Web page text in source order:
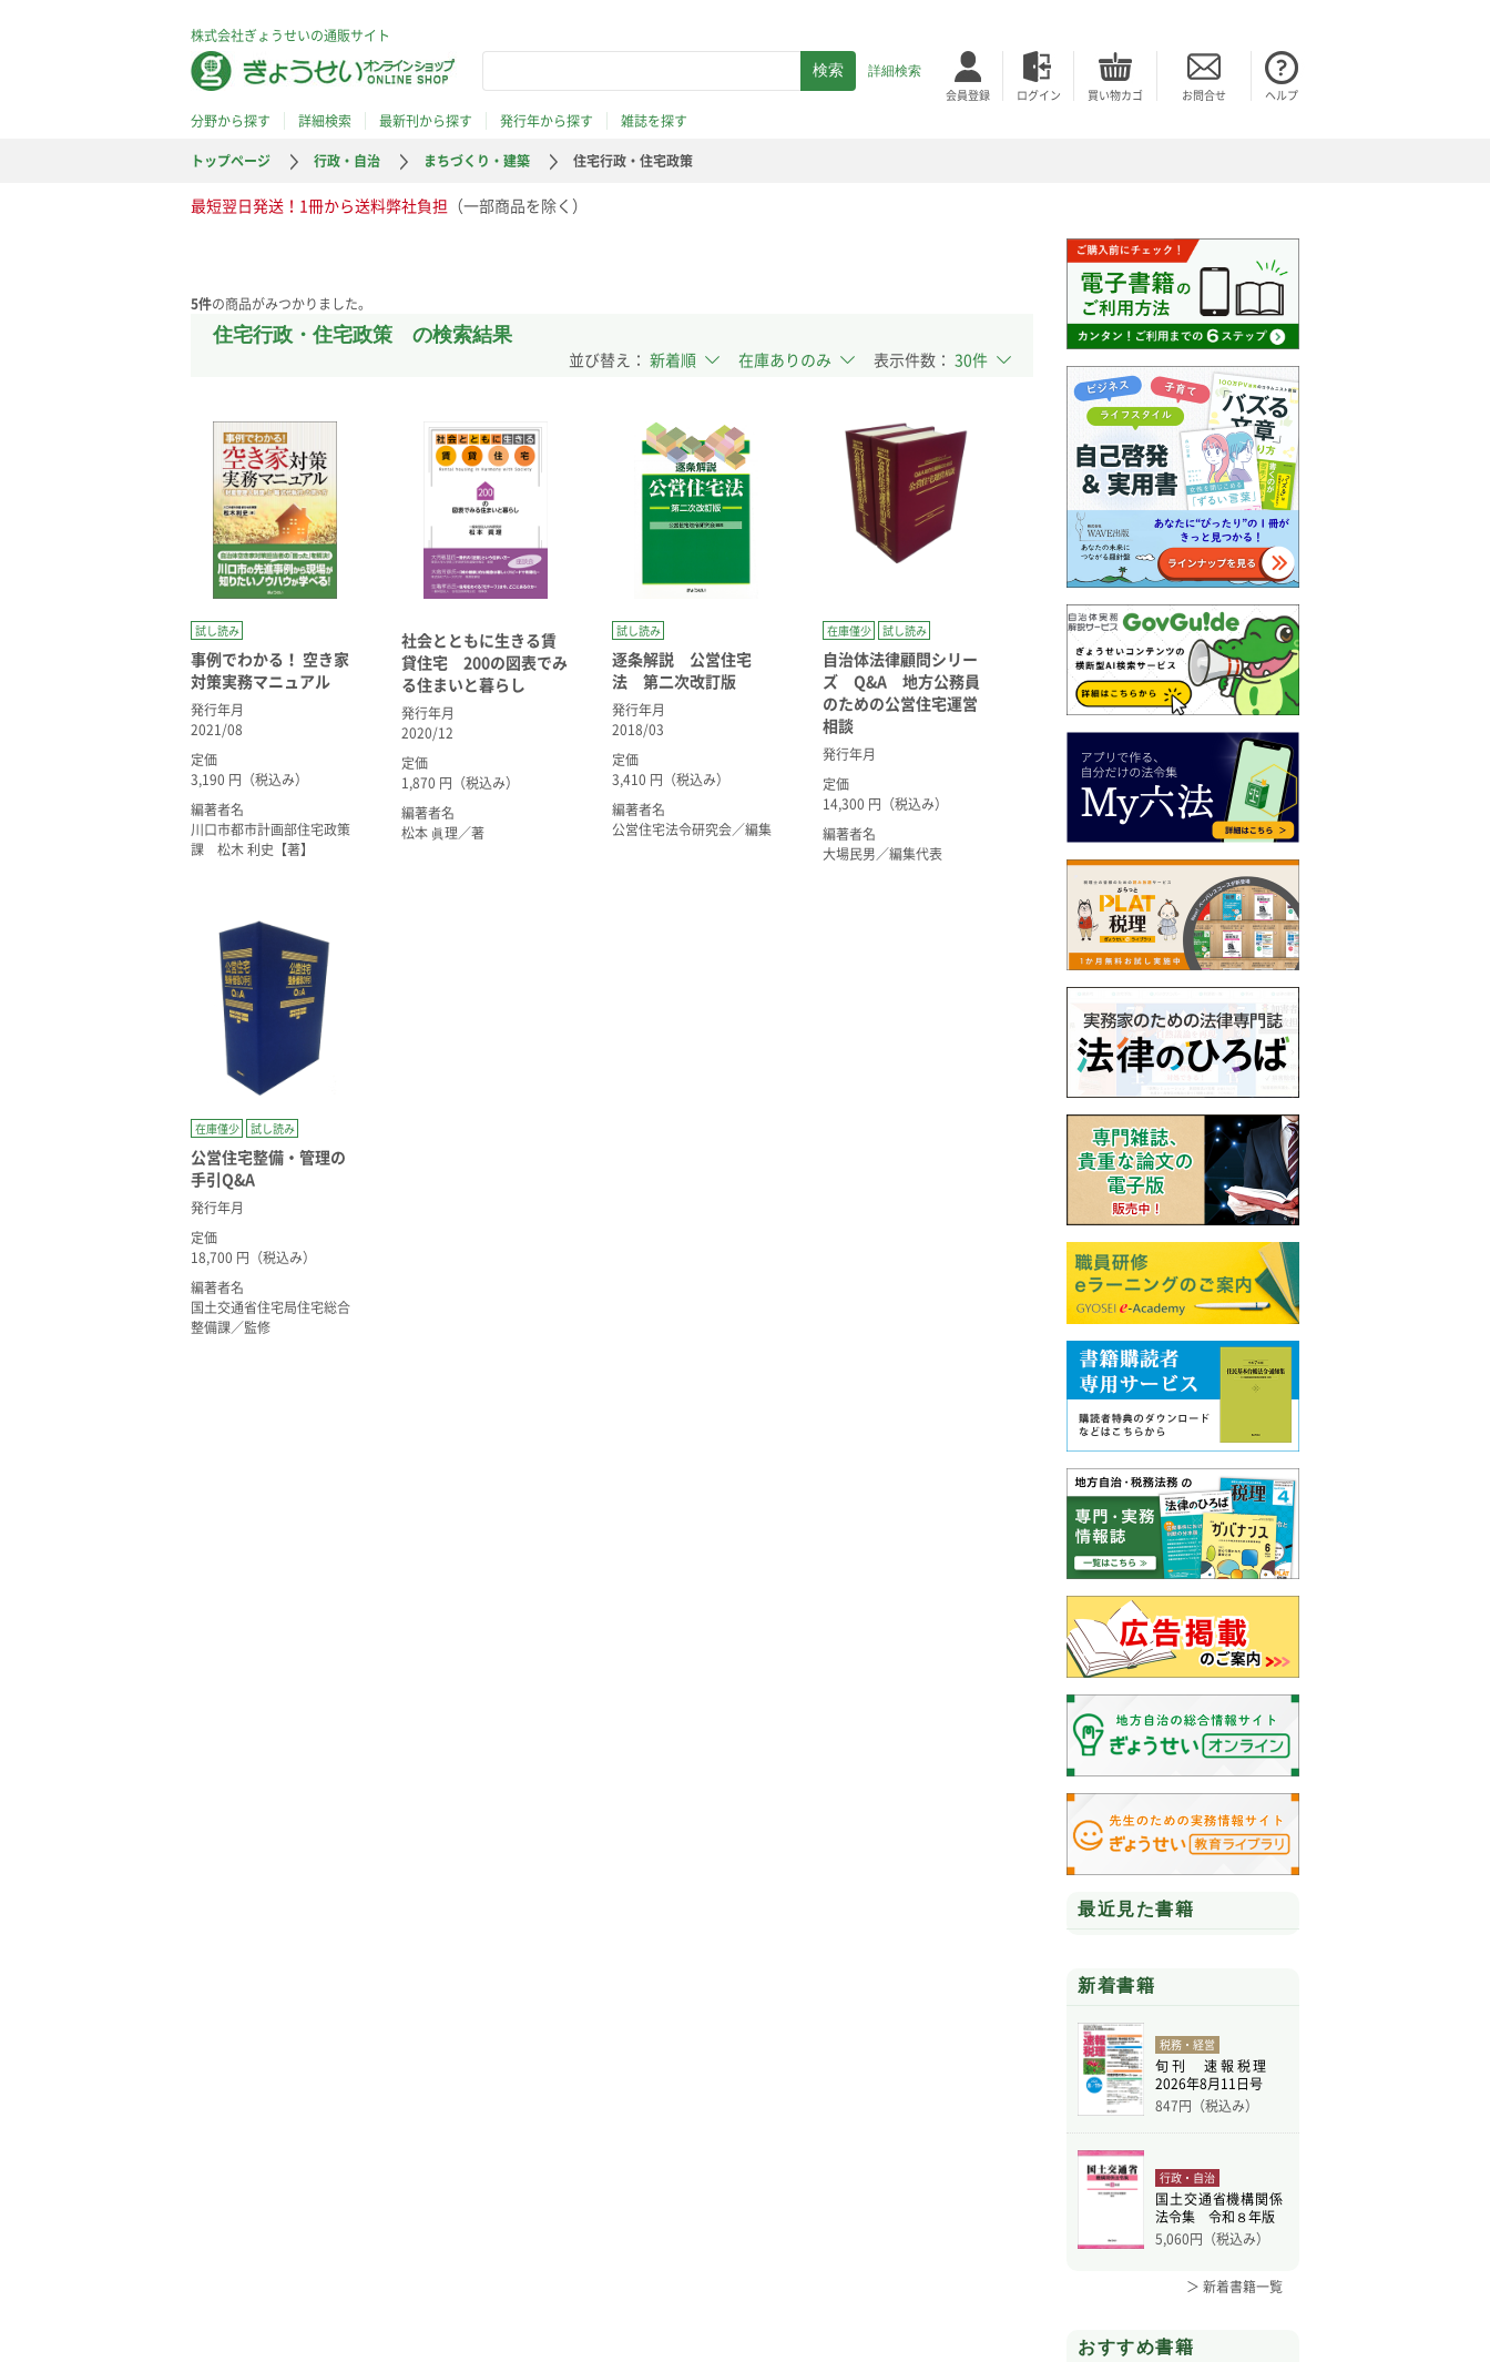
株式会社ぎょうせいの通販サイト
詳細検索
会員登録 ログイン 買い物カゴ お問合せ ヘルプ
分野から探す 詳細検索 最新刊から探す 発行年から探す
雑誌を探す
トップページ
行政・自治 まちづくり・建築 住宅行政・住宅政策
最短翌日発送！1冊から送料弊社負担 （一部商品を除く）
5件の商品がみつかりました。
住宅行政・住宅政策 の検索結果
並び替え：
表示件数：
試し読み
事例でわかる！ 空き家
対策実務マニュアル
発行年月
2021/08
定価
3,190 円（税込み）
編著者名
川口市都市計画部住宅政策
課 松木 利史【著】
社会とともに生きる賃
貸住宅 200の図表でみ
る住まいと暮らし
発行年月
2020/12
定価
1,870 円（税込み）
編著者名
松本 眞理／著
試し読み
逐条解説 公営住宅
法 第二次改訂版
発行年月
2018/03
定価
3,410 円（税込み）
編著者名
公営住宅法令研究会／編集
在庫僅少 試し読み
自治体法律顧問シリー
ズ Q&A 地方公務員
のための公営住宅運営
相談
発行年月
定価
14,300 円（税込み）
編著者名
大場民男／編集代表
在庫僅少 試し読み
公営住宅整備・管理の
手引Q&A
発行年月
定価
18,700 円（税込み）
編著者名
国土交通省住宅局住宅総合
整備課／監修
最近見た書籍
新着書籍
税務・経営
旬刊 速報税理
2026年8月11日号
847円（税込み）
行政・自治
国土交通省機構関係
法令集 令和８年版
5,060円（税込み）
＞ 新着書籍一覧
おすすめ書籍